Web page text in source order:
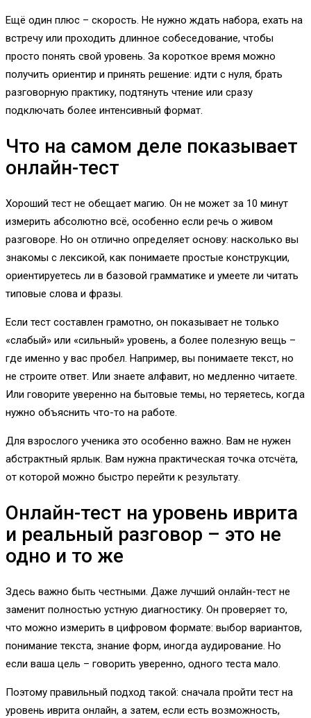
Ещё один плюс – скорость. Не нужно ждать набора, ехать на
встречу или проходить длинное собеседование, чтобы
просто понять свой уровень. За короткое время можно
получить ориентир и принять решение: идти с нуля, брать
разговорную практику, подтянуть чтение или сразу
подключать более интенсивный формат.
Что на самом деле показывает
онлайн-тест
Хороший тест не обещает магию. Он не может за 10 минут
измерить абсолютно всё, особенно если речь о живом
разговоре. Но он отлично определяет основу: насколько вы
знакомы с лексикой, как понимаете простые конструкции,
ориентируетесь ли в базовой грамматике и умеете ли читать
типовые слова и фразы.
Если тест составлен грамотно, он показывает не только
«слабый» или «сильный» уровень, а более полезную вещь –
где именно у вас пробел. Например, вы понимаете текст, но
не строите ответ. Или знаете алфавит, но медленно читаете.
Или говорите уверенно на бытовые темы, но теряетесь, когда
нужно объяснить что-то на работе.
Для взрослого ученика это особенно важно. Вам не нужен
абстрактный ярлык. Вам нужна практическая точка отсчёта,
от которой можно быстро перейти к результату.
Онлайн-тест на уровень иврита
и реальный разговор – это не
одно и то же
Здесь важно быть честными. Даже лучший онлайн-тест не
заменит полностью устную диагностику. Он проверяет то,
что можно измерить в цифровом формате: выбор вариантов,
понимание текста, знание форм, иногда аудирование. Но
если ваша цель – говорить уверенно, одного теста мало.
Поэтому правильный подход такой: сначала пройти тест на
уровень иврита онлайн, а затем, если есть возможность,